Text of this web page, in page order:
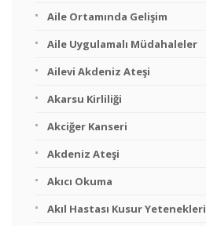
Aile Ortamında Gelişim
Aile Uygulamalı Müdahaleler
Ailevi Akdeniz Ateşi
Akarsu Kirliliği
Akciğer Kanseri
Akdeniz Ateşi
Akıcı Okuma
Akıl Hastası Kusur Yetenekleri